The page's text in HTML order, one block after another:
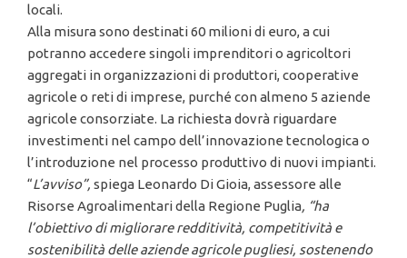
locali.
Alla misura sono destinati 60 milioni di euro, a cui
potranno accedere singoli imprenditori o agricoltori
aggregati in organizzazioni di produttori, cooperative
agricole o reti di imprese, purché con almeno 5 aziende
agricole consorziate. La richiesta dovrà riguardare
investimenti nel campo dell’innovazione tecnologica o
l’introduzione nel processo produttivo di nuovi impianti.
“L’avviso”, spiega Leonardo Di Gioia, assessore alle
Risorse Agroalimentari della Regione Puglia, “ha
l’obiettivo di migliorare redditività, competitività e
sostenibilità delle aziende agricole pugliesi, sostenendo